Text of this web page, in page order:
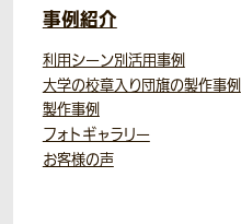
事例紹介
利用シーン別活用事例
大学の校章入り団旗の製作事例
製作事例
フォトギャラリー
お客様の声